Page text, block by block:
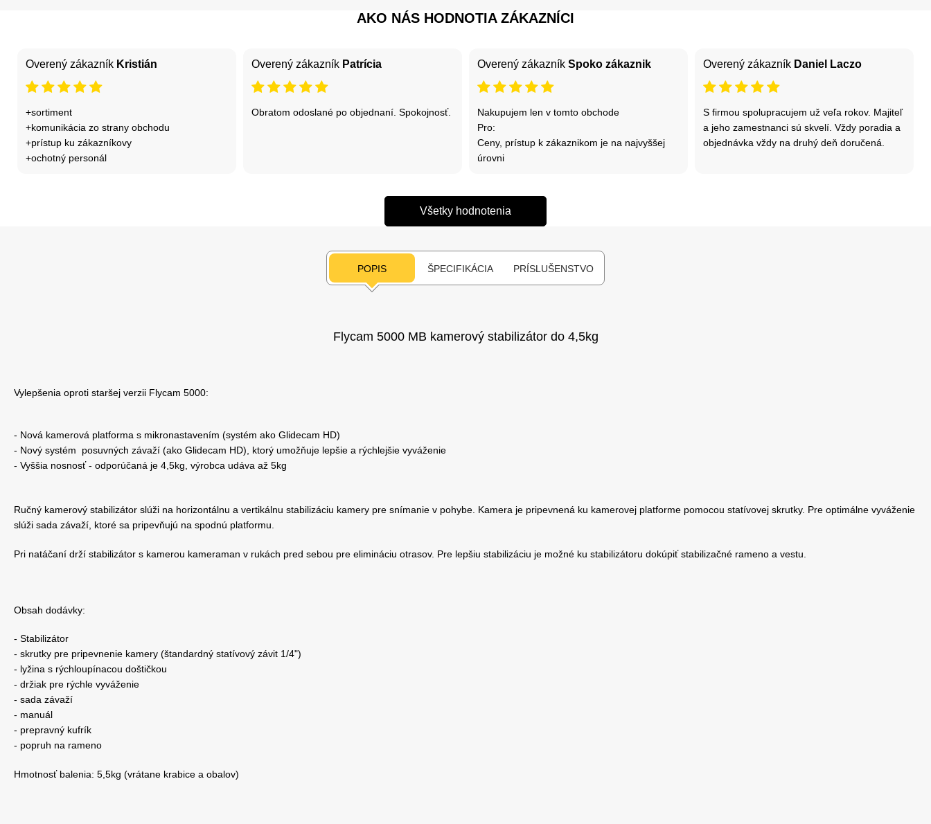
AKO NÁS HODNOTIA ZÁKAZNÍCI
Overený zákazník Kristián
+sortiment
+komunikácia zo strany obchodu
+prístup ku zákazníkovy
+ochotný personál
Overený zákazník Patrícia
Obratom odoslané po objednaní. Spokojnosť.
Overený zákazník Spoko zákaznik
Nakupujem len v tomto obchode
Pro:
Ceny, prístup k zákaznikom je na najvyššej
úrovni
Overený zákazník Daniel Laczo
S firmou spolupracujem už veľa rokov. Majiteľ
a jeho zamestnanci sú skvelí. Vždy poradia a
objednávka vždy na druhý deň doručená.
Všetky hodnotenia
POPIS ŠPECIFIKÁCIA PRÍSLUŠENSTVO
Flycam 5000 MB kamerový stabilizátor do 4,5kg
Vylepšenia oproti staršej verzii Flycam 5000:
- Nová kamerová platforma s mikronastavením (systém ako Glidecam HD)
- Nový systém posuvných závaží (ako Glidecam HD), ktorý umožňuje lepšie a rýchlejšie vyváženie
- Vyššia nosnosť - odporúčaná je 4,5kg, výrobca udáva až 5kg
Ručný kamerový stabilizátor slúži na horizontálnu a vertikálnu stabilizáciu kamery pre snímanie v pohybe. Kamera je pripevnená ku kamerovej platforme pomocou statívovej skrutky. Pre optimálne vyváženie
slúži sada závaží, ktoré sa pripevňujú na spodnú platformu.
Pri natáčaní drží stabilizátor s kamerou kameraman v rukách pred sebou pre elimináciu otrasov. Pre lepšiu stabilizáciu je možné ku stabilizátoru dokúpiť stabilizačné rameno a vestu.
Obsah dodávky:
- Stabilizátor
- skrutky pre pripevnenie kamery (štandardný statívový závit 1/4")
- lyžina s rýchloupínacou doštičkou
- držiak pre rýchle vyváženie
- sada závaží
- manuál
- prepravný kufrík
- popruh na rameno
Hmotnosť balenia: 5,5kg (vrátane krabice a obalov)